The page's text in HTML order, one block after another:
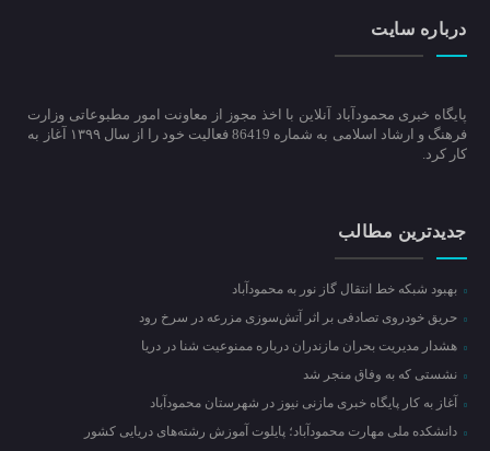
درباره سایت
پایگاه خبری محمودآباد آنلاین با اخذ مجوز از معاونت امور مطبوعاتی وزارت
فرهنگ و ارشاد اسلامی به شماره 86419 فعالیت خود را از سال ۱۳۹۹ آغاز به
کار کرد.
جدیدترین مطالب
بهبود شبکه خط انتقال گاز نور به محمودآباد
حریق خودروی تصادفی بر اثر آتش‌سوزی مزرعه در سرخ رود
هشدار مدیریت بحران مازندران درباره ممنوعیت شنا در دریا
نشستی که به وفاق منجر شد
آغاز به کار پایگاه خبری مازنی نیوز در شهرستان محمودآباد
دانشکده ملی مهارت محمودآباد؛ پایلوت آموزش رشته‌های دریایی کشور